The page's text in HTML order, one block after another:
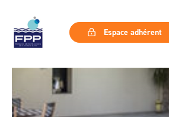
Espace adhérent